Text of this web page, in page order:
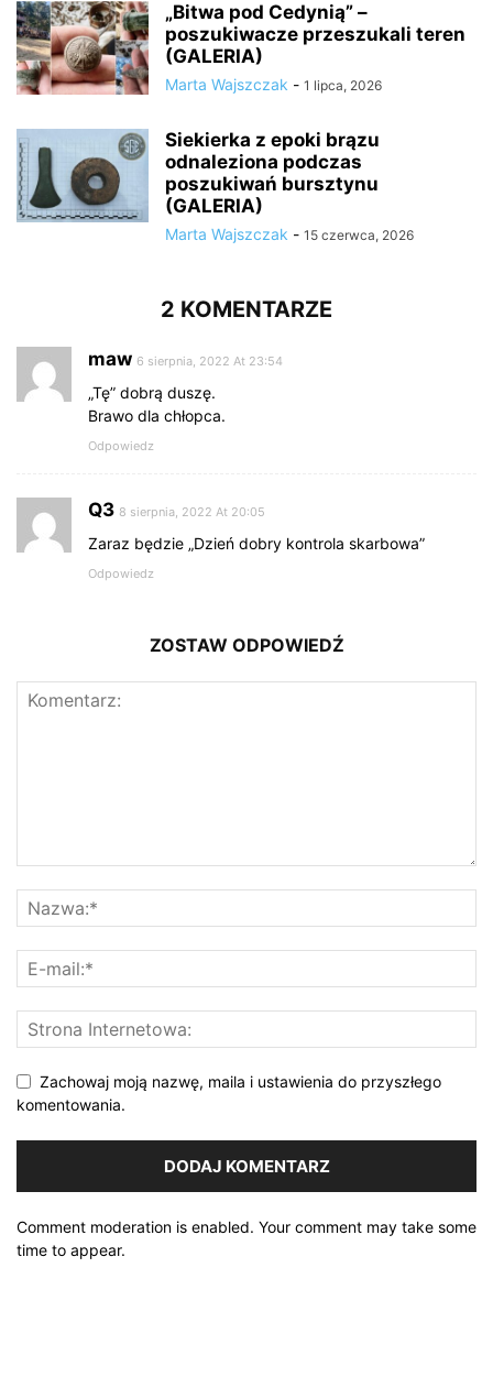
„Bitwa pod Cedynią” –
poszukiwacze przeszukali teren
(GALERIA)
Marta Wajszczak - 1 lipca, 2026
Siekierka z epoki brązu
odnaleziona podczas
poszukiwań bursztynu
(GALERIA)
Marta Wajszczak - 15 czerwca, 2026
2 KOMENTARZE
maw 6 sierpnia, 2022 At 23:54
„Tę” dobrą duszę.
Brawo dla chłopca.
Odpowiedz
Q3 8 sierpnia, 2022 At 20:05
Zaraz będzie „Dzień dobry kontrola skarbowa”
Odpowiedz
ZOSTAW ODPOWIEDŹ
Zachowaj moją nazwę, maila i ustawienia do przyszłego
komentowania.
Comment moderation is enabled. Your comment may take some
time to appear.